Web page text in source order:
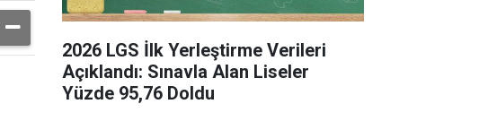
2026 LGS İlk Yerleştirme Verileri
Açıklandı: Sınavla Alan Liseler
Yüzde 95,76 Doldu